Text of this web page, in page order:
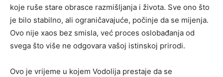
koje ruše stare obrasce razmišljanja i života. Sve ono što
je bilo stabilno, ali ograničavajuće, počinje da se mijenja.
Ovo nije хаos bez smisla, već proces oslobađanja od
svega što više ne odgovara vašoj istinskoj prirodi.
Ovo je vrijeme u kojem Vodolija prestaje da se